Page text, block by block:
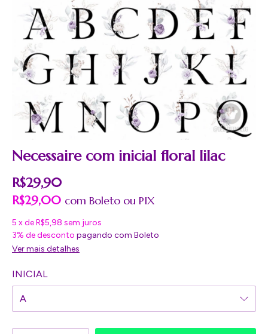
Necessaire com inicial floral lilac
R$29,90
R$29,00 com Boleto
5 xdeR$5,98 sem juros
3% de desconto pagando com Boleto
Ver mais detalhes
INICIAL